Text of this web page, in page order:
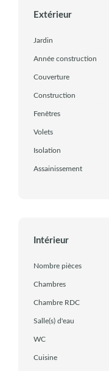
Extérieur
Jardin
Année construction
Couverture
Construction
Fenêtres
Volets
Isolation
Assainissement
Intérieur
Nombre pièces
Chambres
Chambre RDC
Salle(s) d'eau
WC
Cuisine